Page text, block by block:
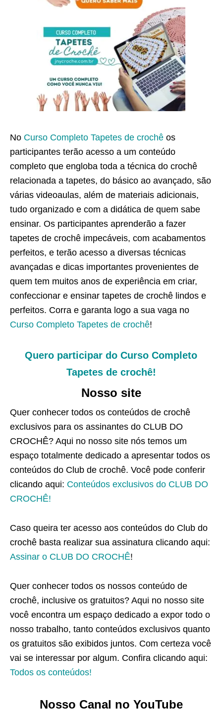
No Curso Completo Tapetes de crochê os
participantes terão acesso a um conteúdo
completo que engloba toda a técnica do crochê
relacionada a tapetes, do básico ao avançado, são
várias videoaulas, além de materiais adicionais,
tudo organizado e com a didática de quem sabe
ensinar. Os participantes aprenderão a fazer
tapetes de crochê impecáveis, com acabamentos
perfeitos, e terão acesso a diversas técnicas
avançadas e dicas importantes provenientes de
quem tem muitos anos de experiência em criar,
confeccionar e ensinar tapetes de crochê lindos e
perfeitos. Corra e garanta logo a sua vaga no
Curso Completo Tapetes de crochê!
Quero participar do Curso Completo
Tapetes de crochê!
Nosso site
Quer conhecer todos os conteúdos de crochê
exclusivos para os assinantes do CLUB DO
CROCHÊ? Aqui no nosso site nós temos um
espaço totalmente dedicado a apresentar todos os
conteúdos do Club de crochê. Você pode conferir
clicando aqui: Conteúdos exclusivos do CLUB DO
CROCHÊ!
Caso queira ter acesso aos conteúdos do Club do
crochê basta realizar sua assinatura clicando aqui:
Assinar o CLUB DO CROCHÊ!
Quer conhecer todos os nossos conteúdo de
crochê, inclusive os gratuitos? Aqui no nosso site
você encontra um espaço dedicado a expor todo o
nosso trabalho, tanto conteúdos exclusivos quanto
os gratuitos são exibidos juntos. Com certeza você
vai se interessar por algum. Confira clicando aqui:
Todos os conteúdos!
Nosso Canal no YouTube